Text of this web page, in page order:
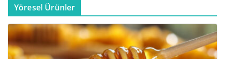
Yöresel Ürünler